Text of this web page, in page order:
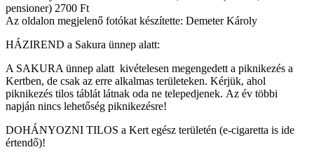
pensioner) 2700 Ft
Az oldalon megjelenő fotókat készítette: Demeter Károly
HÁZIREND a Sakura ünnep alatt:
A SAKURA ünnep alatt kivételesen megengedett a piknikezés a
Kertben, de csak az erre alkalmas területeken. Kérjük, ahol
piknikezés tilos táblát látnak oda ne telepedjenek. Az év többi
napján nincs lehetőség piknikezésre!
DOHÁNYOZNI TILOS a Kert egész területén (e-cigaretta is ide
értendő)!